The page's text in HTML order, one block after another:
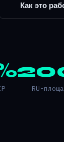
Как это
RU-